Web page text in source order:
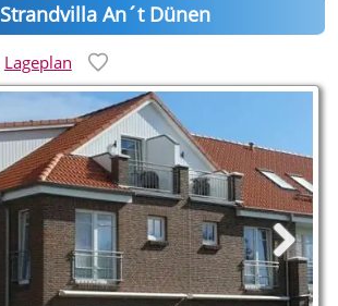
Strandvilla An´t Dünen
Lageplan